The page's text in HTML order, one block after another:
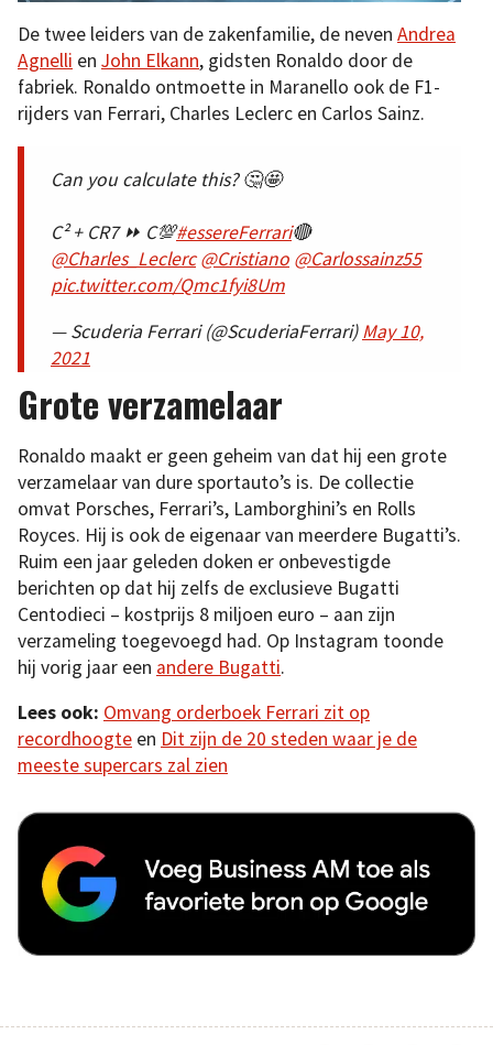
De twee leiders van de zakenfamilie, de neven Andrea
Agnelli en John Elkann, gidsten Ronaldo door de
fabriek. Ronaldo ontmoette in Maranello ook de F1-
rijders van Ferrari, Charles Leclerc en Carlos Sainz.
Can you calculate this? 🤔🤩
C² + CR7 ⏩ C💯#essereFerrari🔴
@Charles_Leclerc @Cristiano @Carlossainz55
pic.twitter.com/Qmc1fyi8Um
— Scuderia Ferrari (@ScuderiaFerrari)May 10,
2021
Grote verzamelaar
Ronaldo maakt er geen geheim van dat hij een grote
verzamelaar van dure sportauto’s is. De collectie
omvat Porsches, Ferrari’s, Lamborghini’s en Rolls
Royces. Hij is ook de eigenaar van meerdere Bugatti’s.
Ruim een jaar geleden doken er onbevestigde
berichten op dat hij zelfs de exclusieve Bugatti
Centodieci – kostprijs 8 miljoen euro – aan zijn
verzameling toegevoegd had. Op Instagram toonde
hij vorig jaar een andere Bugatti.
Lees ook: Omvang orderboek Ferrari zit op
recordhoogte en Dit zijn de 20 steden waar je de
meeste supercars zal zien